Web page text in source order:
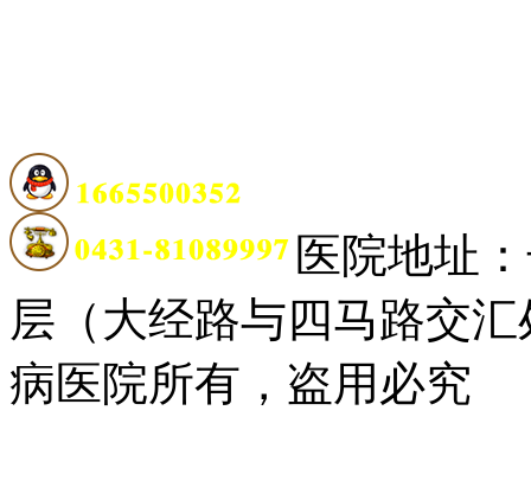
医院地址
层（大经路与四马路交汇
病医院所有，盗用必究